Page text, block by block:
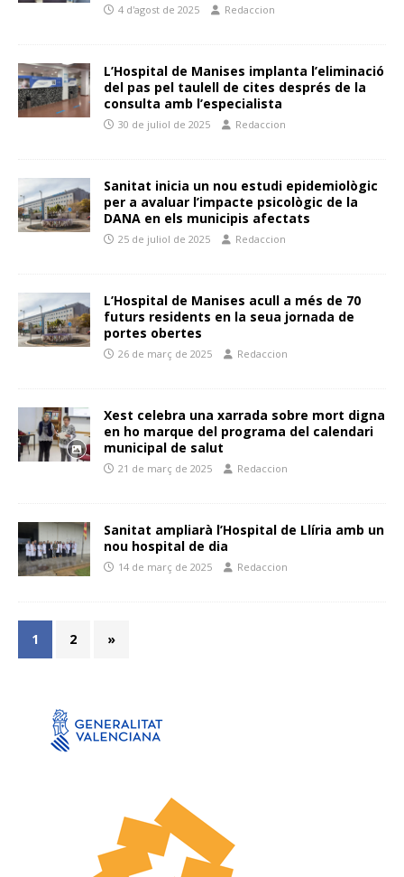
4 d'agost de 2025 Redaccion
L’Hospital de Manises implanta l’eliminació
del pas pel taulell de cites després de la
consulta amb l’especialista
30 de juliol de 2025 Redaccion
Sanitat inicia un nou estudi epidemiològic
per a avaluar l’impacte psicològic de la
DANA en els municipis afectats
25 de juliol de 2025 Redaccion
L’Hospital de Manises acull a més de 70
futurs residents en la seua jornada de
portes obertes
26 de març de 2025 Redaccion
Xest celebra una xarrada sobre mort digna
en ho marque del programa del calendari
municipal de salut
21 de març de 2025 Redaccion
Sanitat ampliarà l’Hospital de Llíria amb un
nou hospital de dia
14 de març de 2025 Redaccion
1 2 »